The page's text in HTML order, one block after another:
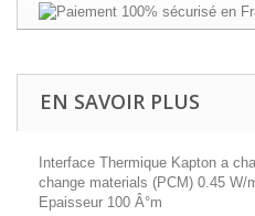
EN SAVOIR PLUS
Interface Thermique Kapton a
change materials (PCM) 0.45 W/
Epaisseur 100 Â°m